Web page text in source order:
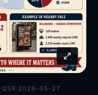
· QSR · 2026-05-27